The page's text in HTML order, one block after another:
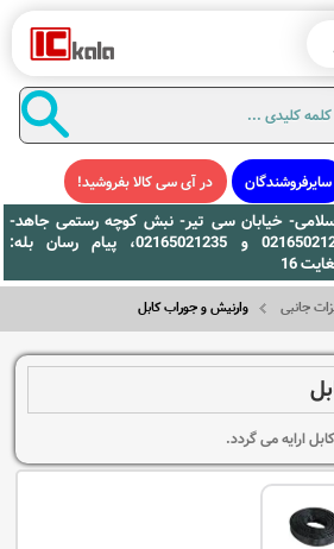
سایرفروشندگان در آی سی کالا بفروشید!
خیابان سی تیر- نبش کوچه رستمی جاهد-
پلاک67- واحد2 - تلفن:02165021256 و 02165021235، پیام رسان بله:
جانبی وارنیش و جوراب کابل
ارایه می گردد.